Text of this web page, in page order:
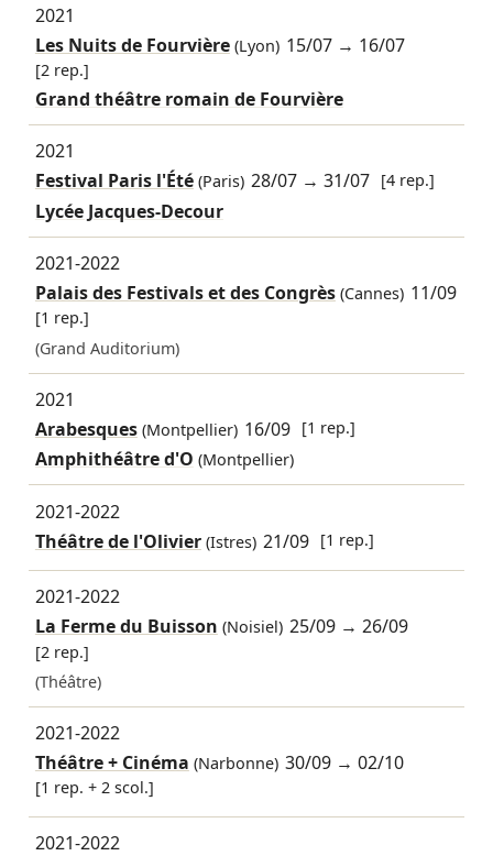
2021
Les Nuits de Fourvière(Lyon) 15/07 → 16/07
[2 rep.]
Grand théâtre romain de Fourvière
2021
Festival Paris l'Été(Paris) 28/07 →31/07 [4 rep.]
Lycée Jacques-Decour
2021-2022
Palais des Festivals et des Congrès(Cannes) 11/09
[1 rep.]
(Grand Auditorium)
2021
Arabesques(Montpellier) 16/09 [1 rep.]
Amphithéâtre d'O (Montpellier)
2021-2022
Théâtre de l'Olivier(Istres) 21/09 [1 rep.]
2021-2022
La Ferme du Buisson (Noisiel) 25/09 →26/09
[2 rep.]
(Théâtre)
2021-2022
Théâtre + Cinéma (Narbonne) 30/09 →02/10
[1 rep. + 2 scol.]
2021-2022